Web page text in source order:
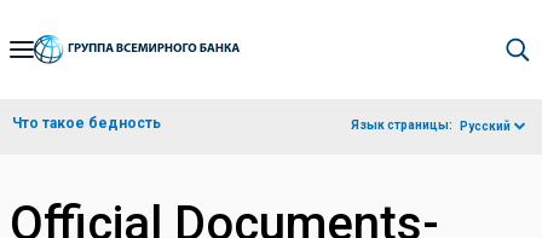
Skip
Navigation
Что такое бедность Язык страницы: Русский
Official Documents-